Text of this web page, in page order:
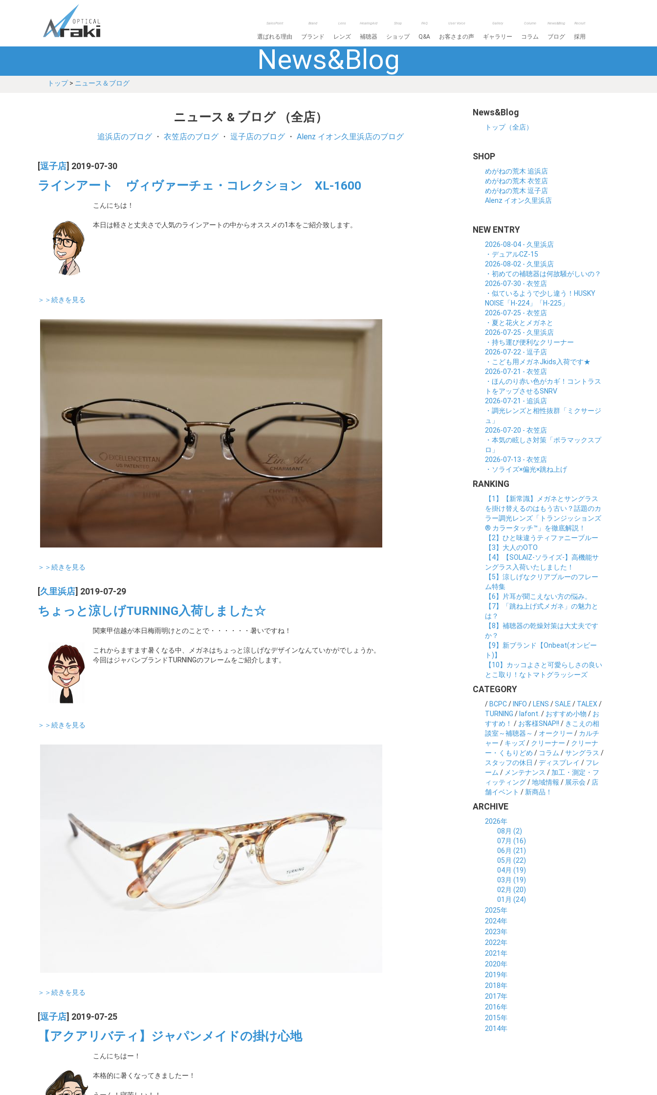
SalesPoint
選ばれる理由
Brand
ブランド
Lens
レンズ
HearingAid
補聴器
Shop
ショップ
FAQ
Q&A
User Voice
お客さまの声
Gallery
ギャラリー
Column
コラム
News&Blog
ブログ
Recruit
採用
News&Blog
トップ> ニュース＆ブログ
ニュース & ブログ （全店）
追浜店のブログ・ 衣笠店のブログ・ 逗子店のブログ・ Alenz イオン久里浜店のブログ
逗子店 ] 2019-07-30
ラインアート ヴィヴァーチェ・コレクション XL-1600
こんにちは！
本日は軽さと丈夫さで人気のラインアートの中からオススメの1本をご紹介致します。
＞＞続きを見る
＞＞続きを見る
久里浜店 ] 2019-07-29
ちょっと涼しげTURNING入荷しました☆
関東甲信越が本日梅雨明けとのことで・・・・・・暑いですね！
これからますます暑くなる中、メガネはちょっと涼しげなデザインなんていかがでしょうか。
今回はジャパンブランドTURNINGのフレームをご紹介します。
＞＞続きを見る
＞＞続きを見る
逗子店 ] 2019-07-25
【アクアリバティ】ジャパンメイドの掛け心地
こんにちはー！
本格的に暑くなってきましたー！
News&Blog
トップ（全店）
SHOP
めがねの荒木 追浜店
めがねの荒木 衣笠店
めがねの荒木 逗子店
Alenz イオン久里浜店
NEW ENTRY
2026-08-04 - 久里浜店
・デュアルCZ-15
2026-08-02 - 久里浜店
・初めての補聴器は何故騒がしいの？
2026-07-30 - 衣笠店
・似ているようで少し違う！HUSKY
NOISE「H-224」「H-225」
2026-07-25 - 衣笠店
・夏と花火とメガネと
2026-07-25 - 久里浜店
・持ち運び便利なクリーナー
2026-07-22 - 逗子店
・こども用メガネJkids入荷です★
2026-07-21 - 衣笠店
・ほんのり赤い色がカギ！コントラス
トをアップさせるSNRV
2026-07-21 - 追浜店
・調光レンズと相性抜群「ミクサージ
ュ」
2026-07-20 - 衣笠店
・本気の眩しさ対策「ポラマックスプ
ロ」
2026-07-13 - 衣笠店
・ソライズ×偏光×跳ね上げ
RANKING
【1】【新常識】メガネとサングラス
を掛け替えるのはもう古い？話題のカ
ラー調光レンズ「トランジッションズ
® カラータッチ™」を徹底解説！
【2】ひと味違うティファニーブルー
【3】大人のOTO
【4】【SOLAIZ-ソライズ-】高機能サ
ングラス入荷いたしました！
【5】涼しげなクリアブルーのフレー
ム特集
【6】片耳が聞こえない方の悩み。
【7】「跳ね上げ式メガネ」の魅力と
は？
【8】補聴器の乾燥対策は大丈夫です
か？
【9】新ブランド【Onbeat(オンビー
ト)】
【10】カッコよさと可愛らしさの良い
とこ取り！なトマトグラッシーズ
CATEGORY
/ BCPC/ INFO / LENS /SALE / TALEX /
TURNING / lafont. / おすすめ小物 / お
すすめ！ / お客様SNAP!! / きこえの相
談室～補聴器～ / オークリー / カルチ
ャー / キッズ/ クリーナー / クリーナ
ー・くもりどめ / コラム /サングラス /
スタッフの休日 /ディスプレイ / フレ
ーム / メンテナンス / 加工・測定・フ
ィッティング/地域情報 / 展示会 / 店
舗イベント / 新商品！
ARCHIVE
2026年
08月 (2)
07月 (16)
06月 (21)
05月 (22)
04月 (19)
03月 (19)
02月 (20)
01月 (24)
2025年
12月 (14)
11月 (17)
10月 (21)
09月 (20)
08月 (20)
07月 (18)
06月 (22)
05月 (21)
04月 (19)
03月 (19)
02月 (19)
01月 (21)
2024年
12月 (19)
11月 (21)
10月 (23)
09月 (23)
08月 (20)
07月 (21)
06月 (22)
05月 (18)
04月 (26)
03月 (23)
02月 (29)
2023年
12月 (19)
11月 (19)
10月 (20)
09月 (22)
08月 (24)
07月 (26)
06月 (25)
05月 (28)
04月 (26)
03月 (30)
2022年
12月 (36)
11月 (16)
10月 (22)
09月 (20)
08月 (18)
07月 (21)
06月 (23)
05月 (25)
04月 (20)
2021年
12月 (18)
11月 (19)
10月 (20)
09月 (24)
08月 (35)
07月 (17)
06月 (25)
05月 (31)
2020年
12月 (19)
11月 (23)
10月 (24)
09月 (29)
08月 (26)
07月 (25)
06月 (21)
2019年
12月 (26)
11月 (21)
10月 (26)
09月 (26)
08月 (31)
07月 (22)
2018年
12月 (22)
11月 (28)
10月 (23)
09月 (27)
08月 (24)
2017年
12月 (20)
11月 (22)
10月 (21)
2016年
12月 (26)
11月 (21)
2015年
12月 (36)
2014年